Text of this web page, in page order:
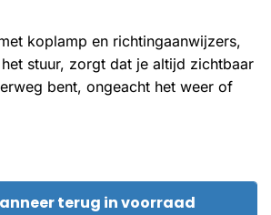
koplamp en richtingaanwijzers,
stuur, zorgt dat je altijd zichtbaar
bent, ongeacht het weer of
terug in voorraad